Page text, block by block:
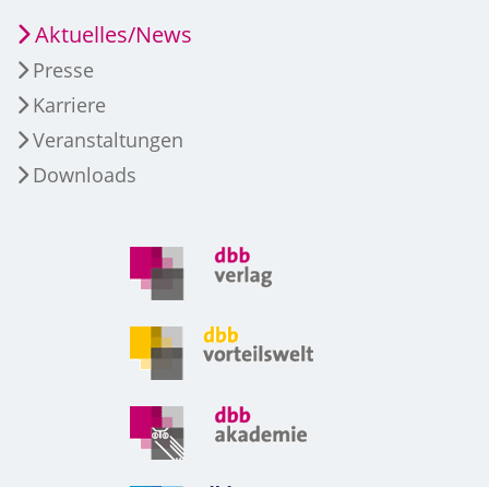
Aktuelles/News
Presse
Karriere
Veranstaltungen
Downloads